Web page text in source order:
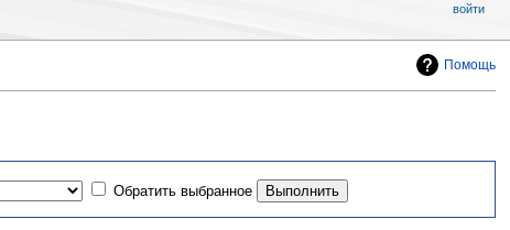
Помощь
Обратить выбранное
войти